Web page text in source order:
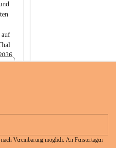
auf
Vereinbarung möglich. An Fenstertagen